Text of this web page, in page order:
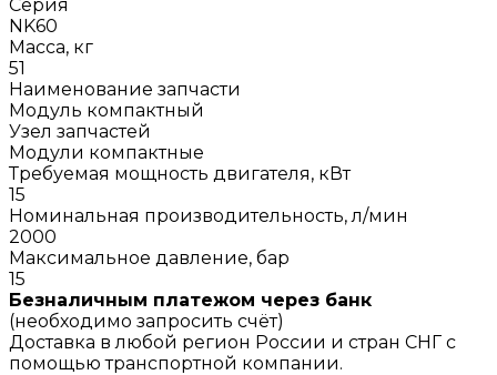
Серия
NK60
Масса, кг
51
Наименование запчасти
Модуль компактный
Узел запчастей
Модули компактные
Требуемая мощность двигателя, кВт
15
Номинальная производительность, л/мин
2000
Максимальное давление, бар
15
Безналичным платежом через банк
(необходимо запросить счёт)
Доставка в любой регион России и стран СНГ с
помощью транспортной компании.